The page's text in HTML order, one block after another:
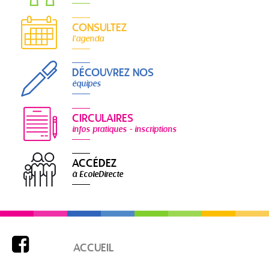
CONSULTEZ
l'agenda
DÉCOUVREZ NOS
équipes
CIRCULAIRES
infos pratiques - inscriptions
ACCÉDEZ
à EcoleDirecte
 ACCUEIL